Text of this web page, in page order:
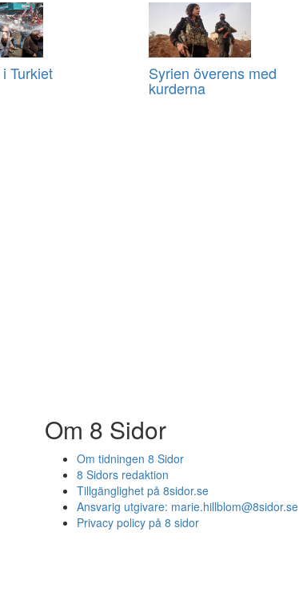
Turkiet Syrien överens med
kurderna
Om 8 Sidor
Om tidningen 8 Sidor
8 Sidors redaktion
Tillgänglighet på 8sidor.se
Ansvarig utgivare: marie.hillblom@8sidor.se
Privacy policy på 8 sidor